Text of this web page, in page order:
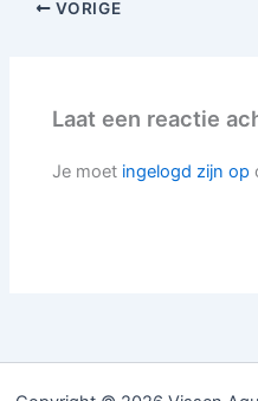
VORIGE
Laat een reactie
Je moet ingelogd zijn op